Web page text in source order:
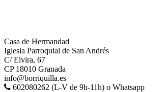
Casa de Hermandad
Iglesia Parroquial de San Andrés
C/ Elvira, 67
CP 18010 Granada
info@borriquilla.es
602080262 (L-V de 9h-11h) o Whatsapp